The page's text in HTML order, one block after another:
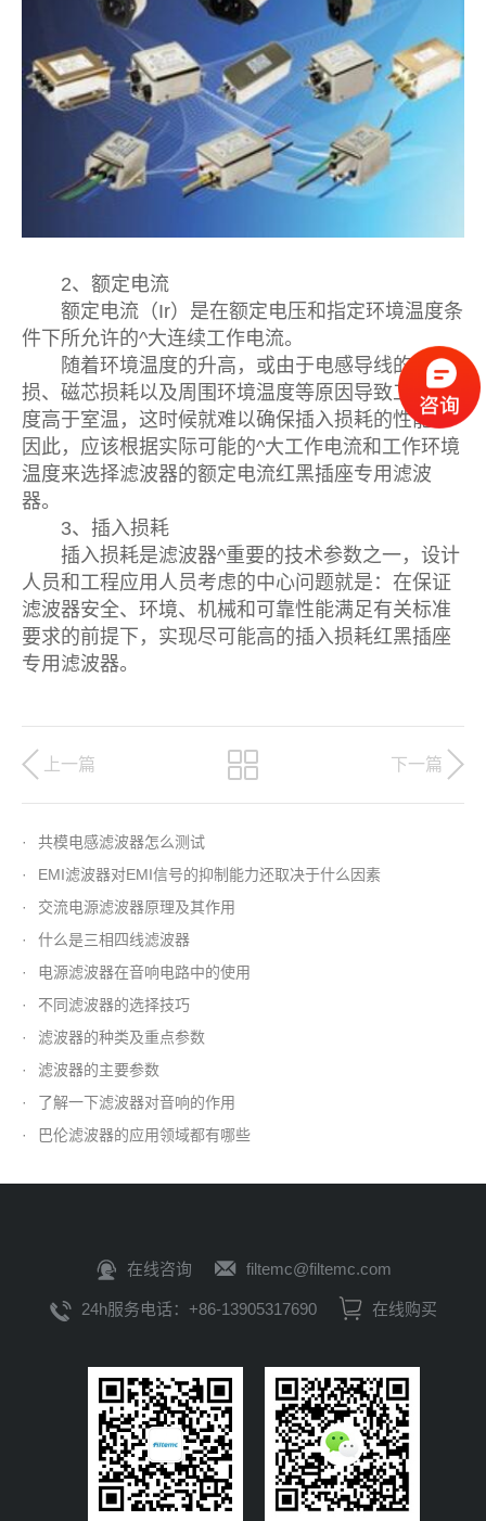
2、额定电流
额定电流（Ir）是在额定电压和指定环境温度条
件下所允许的^大连续工作电流。
随着环境温度的升高，或由于电感导线的铜
损、磁芯损耗以及周围环境温度等原因导致工作温
度高于室温，这时候就难以确保插入损耗的性能。
因此，应该根据实际可能的^大工作电流和工作环境
温度来选择滤波器的额定电流红黑插座专用滤波
器。
3、插入损耗
插入损耗是滤波器^重要的技术参数之一，设计
人员和工程应用人员考虑的中心问题就是：在保证
滤波器安全、环境、机械和可靠性能满足有关标准
要求的前提下，实现尽可能高的插入损耗红黑插座
专用滤波器。
上一篇 下一篇
·
共模电感滤波器怎么测试
·
EMI滤波器对EMI信号的抑制能力还取决于什么因素
·
交流电源滤波器原理及其作用
·
什么是三相四线滤波器
·
电源滤波器在音响电路中的使用
·
不同滤波器的选择技巧
·
滤波器的种类及重点参数
·
滤波器的主要参数
·
了解一下滤波器对音响的作用
·
巴伦滤波器的应用领域都有哪些
在线咨询 filtemc@filtemc.com
24h服务电话：+86-13905317690 在线购买